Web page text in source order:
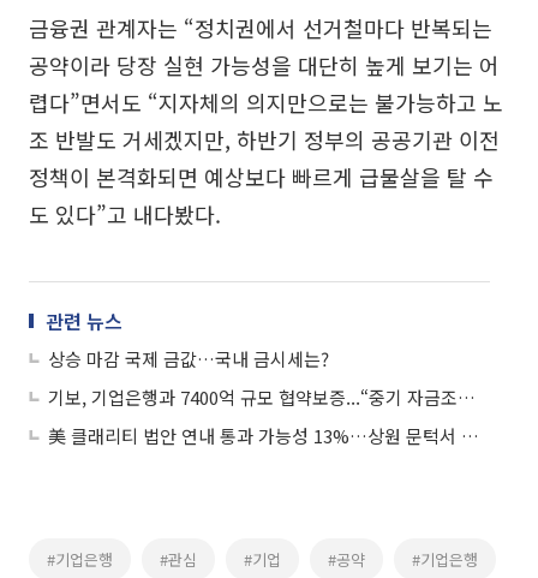
금융권 관계자는 “정치권에서 선거철마다 반복되는
공약이라 당장 실현 가능성을 대단히 높게 보기는 어
렵다”면서도 “지자체의 의지만으로는 불가능하고 노
조 반발도 거세겠지만, 하반기 정부의 공공기관 이전
정책이 본격화되면 예상보다 빠르게 급물살을 탈 수
도 있다”고 내다봤다.
관련 뉴스
상승 마감 국제 금값…국내 금시세는?
기보, 기업은행과 7400억 규모 협약보증...“중기 자금조달 지원”
美 클래리티 법안 연내 통과 가능성 13%…상원 문턱서 제동
#기업은행 #관심 #기업 #공약 #기업은행